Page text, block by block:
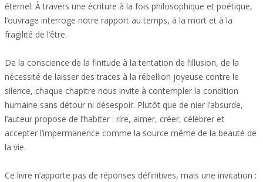
éternel. À travers une écriture à la fois philosophique et poétique,
l’ouvrage interroge notre rapport au temps, à la mort et à la
fragilité de l’être.
De la conscience de la finitude à la tentation de l’illusion, de la
nécessité de laisser des traces à la rébellion joyeuse contre le
silence, chaque chapitre nous invite à contempler la condition
humaine sans détour ni désespoir. Plutôt que de nier l’absurde,
l’auteur propose de l’habiter : rire, aimer, créer, célébrer et
accepter l’impermanence comme la source même de la beauté de
la vie.
Ce livre n’apporte pas de réponses définitives, mais une invitation :